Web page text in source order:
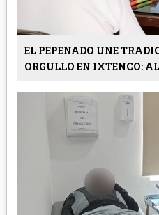
EL PEPENADO UNE
ORGULLO EN IXTENCO: